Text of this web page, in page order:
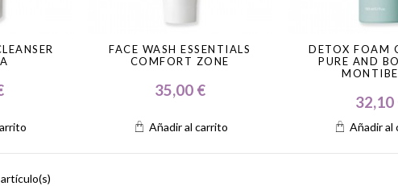
FACE WASH ESSENTIALS
COMFORT ZONE
35,00 €
Añadir al carrito
DETOX FOAM
PURE AND
32,10
Añadir al